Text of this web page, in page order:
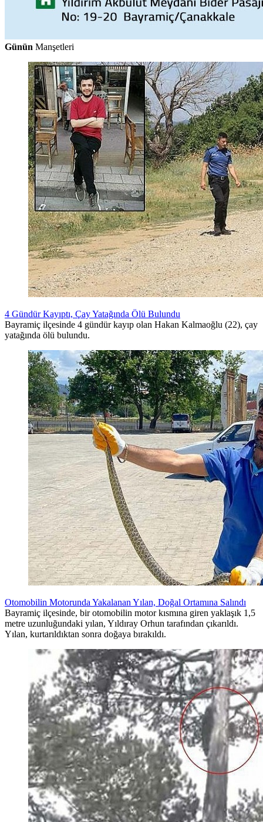
Günün Manşetleri
4 Gündür Kayıptı, Çay Yatağında Ölü Bulundu
Bayramiç ilçesinde 4 gündür kayıp olan Hakan Kalmaoğlu (22), çay
yatağında ölü bulundu.
Otomobilin Motorunda Yakalanan Yılan, Doğal Ortamına Salındı
Bayramiç ilçesinde, bir otomobilin motor kısmına giren yaklaşık 1,5
metre uzunluğundaki yılan, Yıldıray Orhun tarafından çıkarıldı.
Yılan, kurtarıldıktan sonra doğaya bırakıldı.